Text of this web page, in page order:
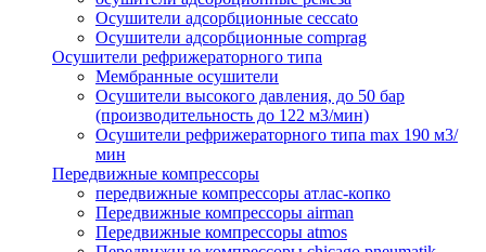
Осушители адсорбционные ceccato
Осушители адсорбционные comprag
Осушители рефрижераторного типа
Мембранные осушители
Осушители высокого давления, до 50 бар
(производительность до 122 м3/мин)
Осушители рефрижераторного типа max 190 м3/
мин
Передвижные компрессоры
передвижные компрессоры атлас-копко
Передвижные компрессоры airman
Передвижные компрессоры atmos